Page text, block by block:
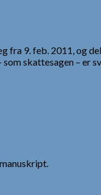
9. feb. 2011, og
skattesagen – er